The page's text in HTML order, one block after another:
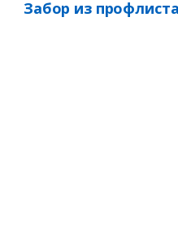
Забор из